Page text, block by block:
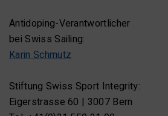
Antidoping-Verantwortlicher
bei Swiss Sailing:
Karin Schmutz
Stiftung Swiss Sport Integrity:
Eigerstrasse 60 | 3007 Bern